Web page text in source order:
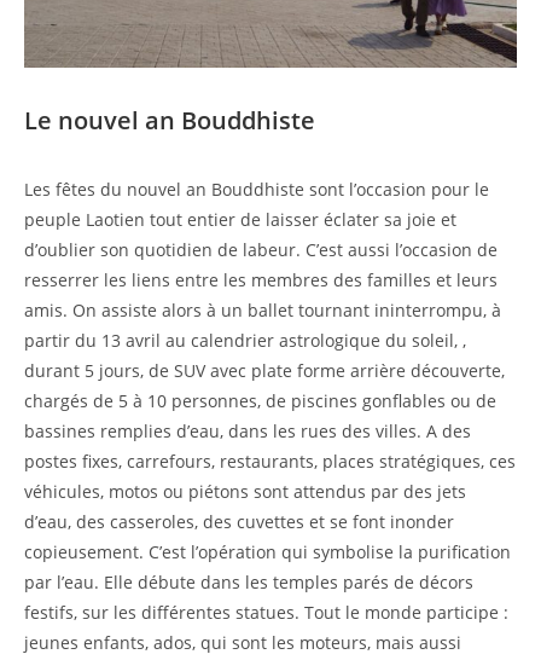
Le nouvel an Bouddhiste
Les fêtes du nouvel an Bouddhiste sont l’occasion pour le
peuple Laotien tout entier de laisser éclater sa joie et
d’oublier son quotidien de labeur. C’est aussi l’occasion de
resserrer les liens entre les membres des familles et leurs
amis. On assiste alors à un ballet tournant ininterrompu, à
partir du 13 avril au calendrier astrologique du soleil, ,
durant 5 jours, de SUV avec plate forme arrière découverte,
chargés de 5 à 10 personnes, de piscines gonflables ou de
bassines remplies d’eau, dans les rues des villes. A des
postes fixes, carrefours, restaurants, places stratégiques, ces
véhicules, motos ou piétons sont attendus par des jets
d’eau, des casseroles, des cuvettes et se font inonder
copieusement. C’est l’opération qui symbolise la purification
par l’eau. Elle débute dans les temples parés de décors
festifs, sur les différentes statues. Tout le monde participe :
jeunes enfants, ados, qui sont les moteurs, mais aussi